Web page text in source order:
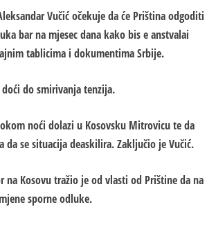
Vučić očekuje da će Priština odgoditi
bar na mjesec dana kako bis e anstvalai
tablicima i dokumentima Srbije.
doći do smirivanja tenzija.
noći dolazi u Kosovsku Mitrovicu te da
da se situacija deaskilira. Zaključio je Vučić.
na Kosovu tražio je od vlasti od Prištine da na
sporne odluke.